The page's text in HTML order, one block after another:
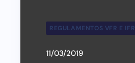
REGULAMENTOS VFR E IFR
11/03/2019